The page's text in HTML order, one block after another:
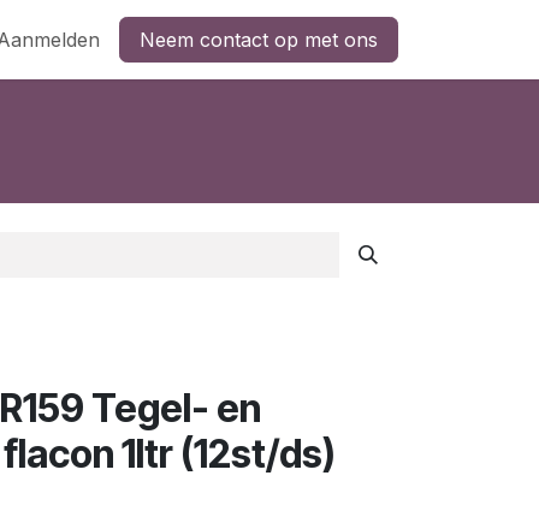
Neem contact op met ons
Tegel- en
1ltr (12st/ds)